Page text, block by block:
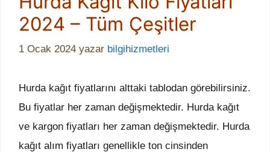
2024 – Tüm Çeşitler
1 Ocak 2024 yazar bilgihizmetleri
Hurda kağıt fiyatlarını alttaki tablodan görebilirsiniz.
Bu fiyatlar her zaman değişmektedir. Hurda kağıt
ve kargon fiyatları her zaman değişmektedir. Hurda
kağıt alım fiyatları genellikle ton cinsinden